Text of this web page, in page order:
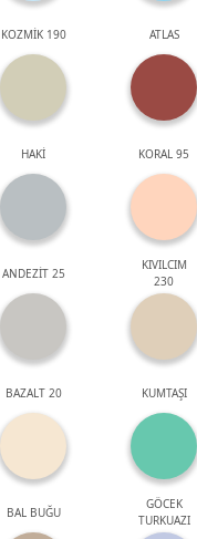
KOZMİK 190 ATLAS
HAKİ KORAL 95
ANDEZİT 25
KIVILCIM
230
BAZALT 20 KUMTAŞI
BAL BUĞU
GÖCEK
TURKUAZI